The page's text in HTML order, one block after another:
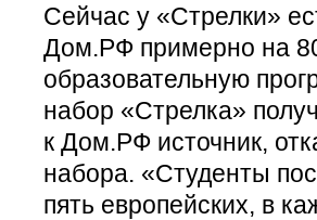
Сейчас у «Стрелки»
Дом.РФ примерно на
образовательную
набор «Стрелка»
к Дом.РФ источник,
набора. «Студенты
пять европейских, в